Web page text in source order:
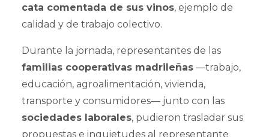
cata comentada de sus vinos, ejemplo de
calidad y de trabajo colectivo.
Durante la jornada, representantes de las
familias cooperativas madrileñas—trabajo,
educación, agroalimentación, vivienda,
transporte y consumidores— junto con las
sociedades laborales, pudieron trasladar sus
propuestas e inquietudes al representante